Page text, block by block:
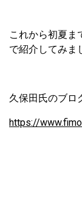
これから初夏ま
で紹介してみま
久保田氏のブロ
https://